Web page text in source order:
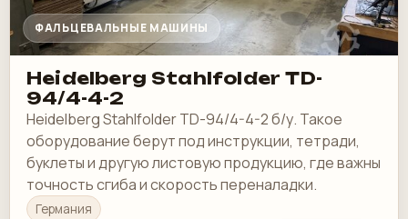
ФАЛЬЦЕВАЛЬНЫЕ МАШИНЫ
Heidelberg Stahlfolder TD-
94/4-4-2
Heidelberg Stahlfolder TD-94/4-4-2 б/у. Такое
оборудование берут под инструкции, тетради,
буклеты и другую листовую продукцию, где важны
точность сгиба и скорость переналадки.
Германия